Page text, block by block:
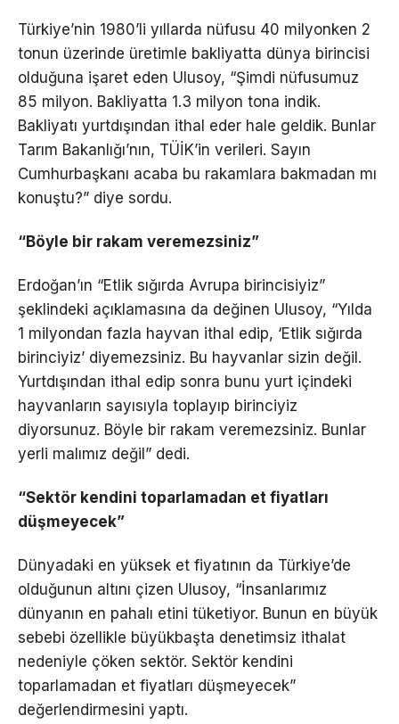
Türkiye’nin 1980’li yıllarda nüfusu 40 milyonken 2
tonun üzerinde üretimle bakliyatta dünya birincisi
olduğuna işaret eden Ulusoy, “Şimdi nüfusumuz
85 milyon. Bakliyatta 1.3 milyon tona indik.
Bakliyatı yurtdışından ithal eder hale geldik. Bunlar
Tarım Bakanlığı’nın, TÜİK’in verileri. Sayın
Cumhurbaşkanı acaba bu rakamlara bakmadan mı
konuştu?” diye sordu.
“Böyle bir rakam veremezsiniz”
Erdoğan’ın “Etlik sığırda Avrupa birincisiyiz”
şeklindeki açıklamasına da değinen Ulusoy, “Yılda
1 milyondan fazla hayvan ithal edip, ‘Etlik sığırda
birinciyiz’ diyemezsiniz. Bu hayvanlar sizin değil.
Yurtdışından ithal edip sonra bunu yurt içindeki
hayvanların sayısıyla toplayıp birinciyiz
diyorsunuz. Böyle bir rakam veremezsiniz. Bunlar
yerli malımız değil” dedi.
“Sektör kendini toparlamadan et fiyatları
düşmeyecek”
Dünyadaki en yüksek et fiyatının da Türkiye’de
olduğunun altını çizen Ulusoy, “İnsanlarımız
dünyanın en pahalı etini tüketiyor. Bunun en büyük
sebebi özellikle büyükbaşta denetimsiz ithalat
nedeniyle çöken sektör. Sektör kendini
toparlamadan et fiyatları düşmeyecek”
değerlendirmesini yaptı.